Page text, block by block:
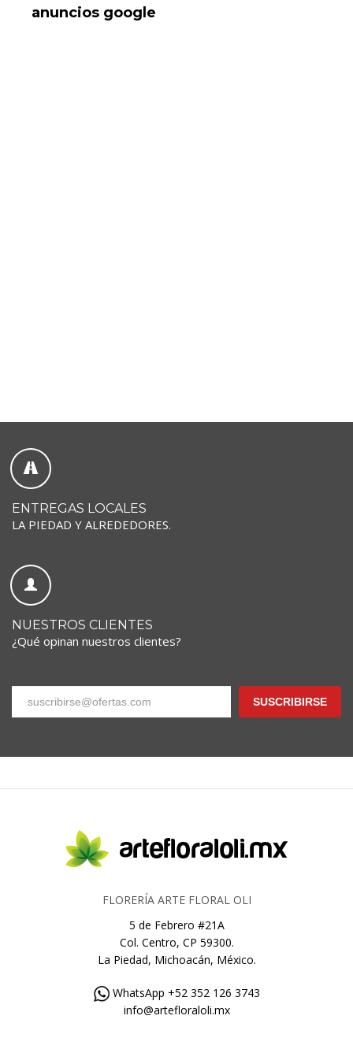
anuncios google
ENTREGAS LOCALES
LA PIEDAD Y ALREDEDORES.
NUESTROS CLIENTES
¿Qué opinan nuestros clientes?
SUSCRIBIRSE
FLORERÍA ARTE FLORAL OLI
5 de Febrero #21A
Col. Centro, CP 59300.
La Piedad, Michoacán, México.
WhatsApp +52 352 126 3743
info@artefloraloli.mx